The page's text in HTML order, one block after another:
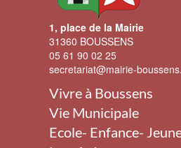
1, place de la Mairie
31360 BOUSSENS
05 61 90 02 25
secretariat@mairie-
Vivre à Boussens
Vie Municipale
Ecole- Enfance-